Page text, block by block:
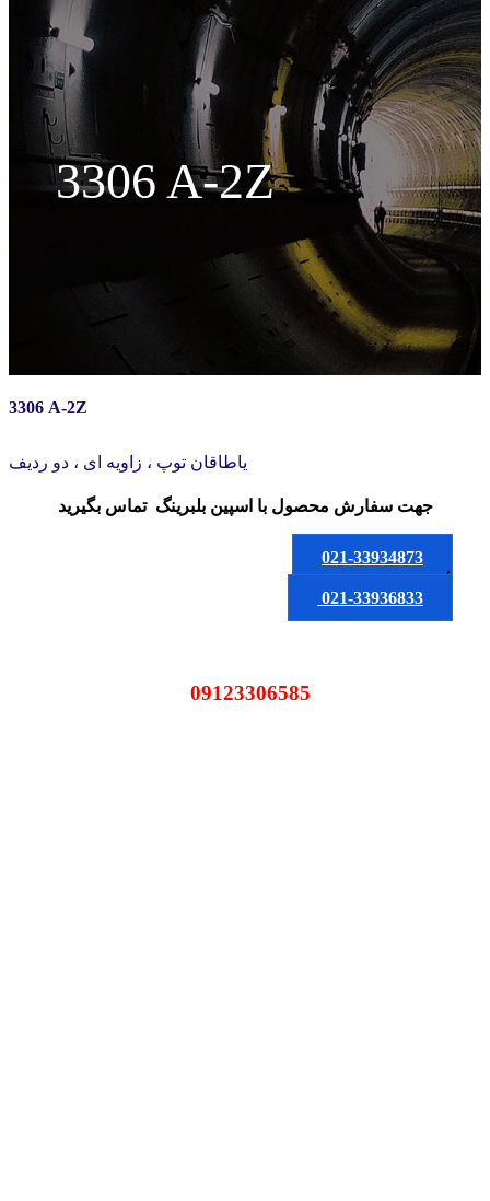
3306 A-2Z
3306 A-2Z
یاطاقان توپ ، زاویه ای ، دو ردیف
جهت سفارش محصولبا اسپین بلبرینگ تماس بگیرید
021-33934873
یا
021-33936833